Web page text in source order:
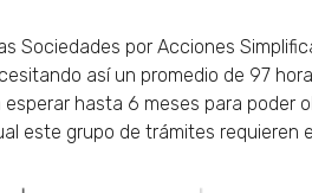
Sociedades por Acciones
así un promedio de 97
hasta 6 meses para poder
este grupo de trámites requieren